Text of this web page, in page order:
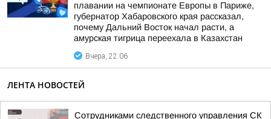
плавании на чемпионате Европы в Париже,
губернатор Хабаровского края рассказал,
почему Дальний Восток начал расти, а
амурская тигрица переехала в Казахстан
Вчера, 22:06
ЛЕНТА НОВОСТЕЙ
Сотрудниками следственного управления СК